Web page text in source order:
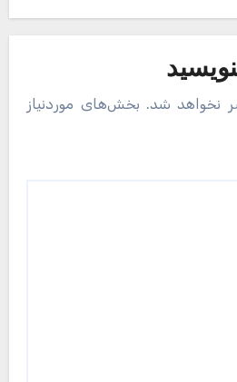
نخواهد شد. بخش‌های موردنیاز